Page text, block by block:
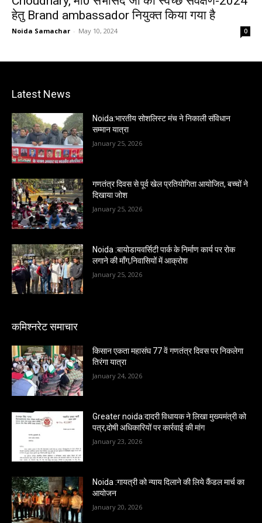
हेतु Brand ambassador नियुक्त किया गया है
Noida Samachar - May 10, 2024 0
Latest News
Noida:भारतीय सोशलिस्ट मंच ने निकाली संविधान
सम्मान यात्रा
January 25, 2026
गणतंत्र दिवस से पूर्व खेल प्रतियोगिता आयोजित, बच्चों ने
दिखाया जोश
January 25, 2026
Noida :बायोडायवर्सिटी पार्क के निर्माण कार्य पर रोक
लगाने की माँग,निवासियों में आक्रोश
January 25, 2026
कमिश्नरेट समाचार
किसान एकता महासंघ 77 वें गणतंत्र दिवस पर निकलेगा
तिरंगा यात्रा
January 24, 2026
Greater noida:दादरी विधायक ने लिखा मुख्यमंत्री को
पत्र,दोषी अधिकारियों पर कार्रवाई की मांग
January 23, 2026
Noida :गायत्री को न्याय दिलाने की लिये कैंडल मार्च का
आयोजन
January 20, 2026